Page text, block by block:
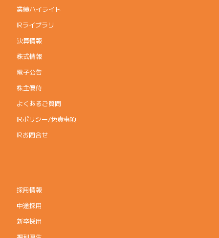
業績ハイライト
IRライブラリ
決算情報
株式情報
電子公告
株主優待
よくあるご質問
IRポリシー/免責事項
IRお問合せ
採用情報
中途採用
新卒採用